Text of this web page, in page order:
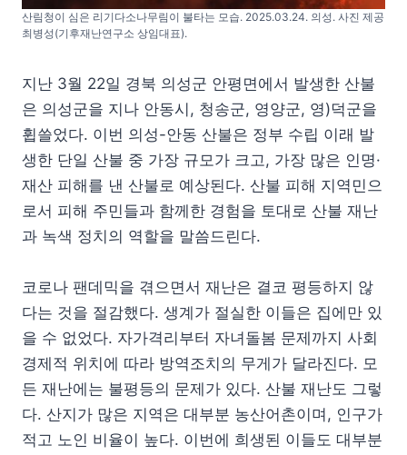
산림청이 심은 리기다소나무림이 불타는 모습. 2025.03.24. 의성. 사진 제공
최병성(기후재난연구소 상임대표).
지난 3월 22일 경북 의성군 안평면에서 발생한 산불
은 의성군을 지나 안동시, 청송군, 영양군, 영)덕군을
휩쓸었다. 이번 의성-안동 산불은 정부 수립 이래 발
생한 단일 산불 중 가장 규모가 크고, 가장 많은 인명·
재산 피해를 낸 산불로 예상된다. 산불 피해 지역민으
로서 피해 주민들과 함께한 경험을 토대로 산불 재난
과 녹색 정치의 역할을 말씀드린다.
코로나 팬데믹을 겪으면서 재난은 결코 평등하지 않
다는 것을 절감했다. 생계가 절실한 이들은 집에만 있
을 수 없었다. 자가격리부터 자녀돌봄 문제까지 사회
경제적 위치에 따라 방역조치의 무게가 달라진다. 모
든 재난에는 불평등의 문제가 있다. 산불 재난도 그렇
다. 산지가 많은 지역은 대부분 농산어촌이며, 인구가
적고 노인 비율이 높다. 이번에 희생된 이들도 대부분